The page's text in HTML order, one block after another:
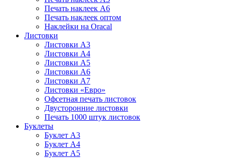
Печать наклеек А6
Печать наклеек оптом
Наклейки на Oracal
Листовки
Листовки А3
Листовки А4
Листовки А5
Листовки А6
Листовки А7
Листовки «Евро»
Офсетная печать листовок
Двусторонние листовки
Печать 1000 штук листовок
Буклеты
Буклет А3
Буклет А4
Буклет А5